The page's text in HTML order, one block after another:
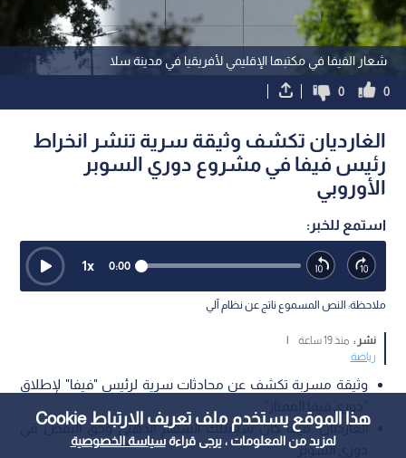
هذا الموقع يستخدم ملف تعريف الارتباط Cookie
لمزيد من المعلومات ، يرجى قراءةسياسة الخصوصية
شعار الفيفا في مكتبها الإقليمي لأفريقيا في مدينة سلا
0
0
الغارديان تكشف وثيقة سرية تنشر انخراط
رئيس فيفا في مشروع دوري السوبر
الأوروبي
استمع للخبر:
0:00
1x
ملاحظة: النص المسموع ناتج عن نظام آلي
نشر : منذ 19 ساعة
|
رياضة
وثيقة مسربة تكشف عن محادثات سرية لرئيس "فيفا" لإطلاق
الغارديان: فيفا كان سيمتلك السهم الذهبي وحق النقض في
دوري السوبر.